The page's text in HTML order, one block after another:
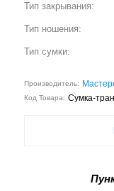
Тип закрывания:
Тип ношения:
Тип сумки:
Производитель:
Код Товара: Сумка-